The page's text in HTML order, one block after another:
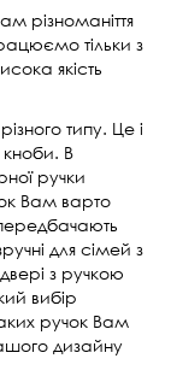
різноманіття
тільки з
якість
типу. Це і
кноби. В
ручки
Вам варто
для сімей з
з ручкою
вибір
ручок Вам
дизайну